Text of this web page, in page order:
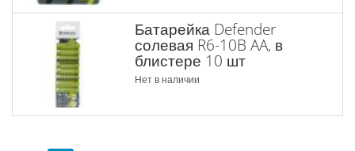
Батарейка Defender
солевая R6-10B AA, в
блистере 10 шт
Нет в наличии